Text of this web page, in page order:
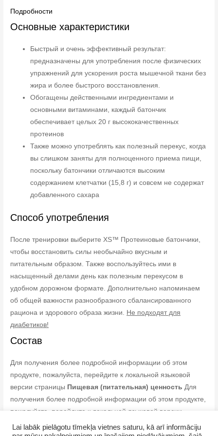
Подробности
Основные характеристики
Быстрый и очень эффективный результат:
предназначены для употребления после физических
упражнений для ускорения роста мышечной ткани без
жира и более быстрого восстановления.
Обогащены действенными ингредиентами и
основными витаминами, каждый батончик
обеспечивает целых 20 г высококачественных
протеинов
Также можно употреблять как полезный перекус, когда
вы слишком заняты для полноценного приема пищи,
поскольку батончики отличаются высоким
содержанием клетчатки (15,8 г) и совсем не содержат
добавленного сахара
Способ употребления
После тренировки выберите XS™ Протеиновые батончики,
чтобы восстановить силы необычайно вкусным и
питательным образом. Также воспользуйтесь ими в
насыщенный делами день как полезным перекусом в
удобном дорожном формате. Дополнительно напоминаем
об общей важности разнообразного сбалансированного
рациона и здорового образа жизни.
Не подходят для
диабетиков!
Состав
Для получения более подробной информации об этом
продукте, пожалуйста, перейдите к локальной языковой
версии страницы Пищевая (питательная) ценность Для
получения более подробной информации об этом продукте,
пожалуйста, перейдите к локальной языковой версии
страницы
Lai labāk pielāgotu tīmekļa vietnes saturu, kā arī informāciju